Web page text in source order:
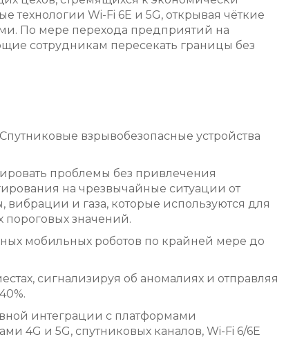
Wi-Fi 6E и 5G, открывая чёткие
По мере перехода предприятий на
сотрудникам пересекать границы без
взрывобезопасные устройства
проблемы без привлечения
на чрезвычайные ситуации от
вибрации и газа, которые используются для
значений.
мобильных роботов по крайней мере до
сигнализируя об аномалиях и отправляя
интеграции с платформами
и 5G, спутниковых каналов, Wi-Fi 6/6E